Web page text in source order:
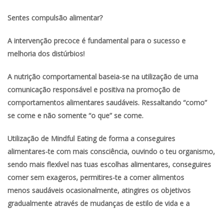
Sentes compulsão alimentar?
A intervenção precoce é fundamental para o sucesso e
melhoria dos distúrbios!
A nutrição comportamental baseia-se na utilização de uma
comunicação responsável e positiva na promoção de
comportamentos alimentares saudáveis. Ressaltando “como”
se come e não somente “o que” se come.
Utilização de Mindful Eating de forma a conseguires
alimentares-te com mais consciência, ouvindo o teu organismo,
sendo mais flexível nas tuas escolhas alimentares, conseguires
comer sem exageros, permitires-te a comer alimentos
menos saudáveis ocasionalmente, atingires os objetivos
gradualmente através de mudanças de estilo de vida e a